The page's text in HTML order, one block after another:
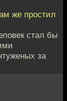
же простил
стал бы
за